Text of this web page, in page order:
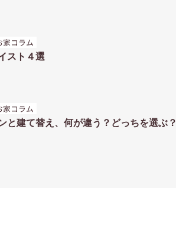
家コラム
スト４選
家コラム
と建て替え、何が違う？どっちを選ぶ？